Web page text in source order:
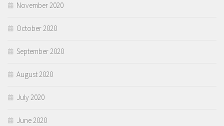
November 2020
October 2020
September 2020
August 2020
July 2020
June 2020